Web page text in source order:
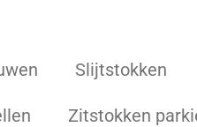
Slijtstokken
Zitstokken